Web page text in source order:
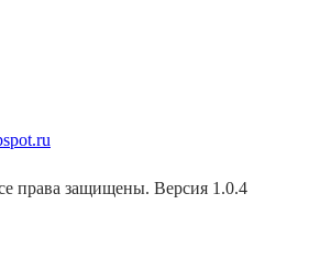
права защищены. Версия 1.0.4